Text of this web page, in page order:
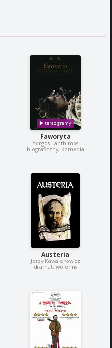
Faworyta
Yorgos Lanthimos
biograficzny, komedia
Austeria
Jerzy Kawalerowicz
dramat, wojenny